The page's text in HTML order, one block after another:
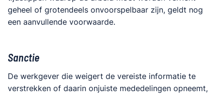
geheel of grotendeels onvoorspelbaar zijn, geldt nog
een aanvullende voorwaarde.
Sanctie
De werkgever die weigert de vereiste informatie te
verstrekken of daarin onjuiste mededelingen opneemt,